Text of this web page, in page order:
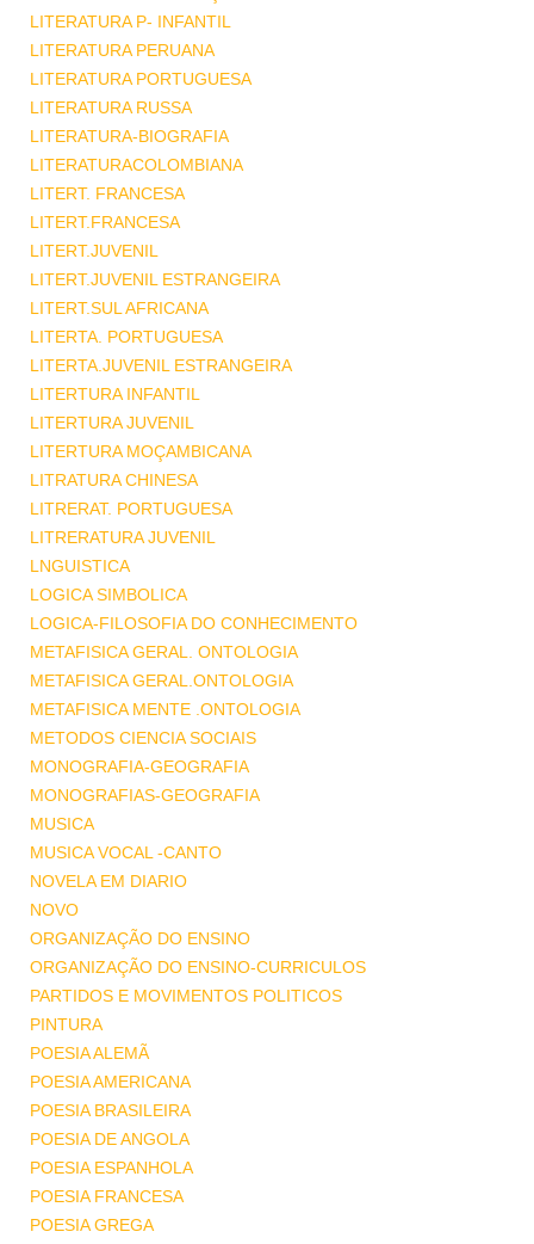
LITERATURA P- INFANTIL
LITERATURA PERUANA
LITERATURA PORTUGUESA
LITERATURA RUSSA
LITERATURA-BIOGRAFIA
LITERATURACOLOMBIANA
LITERT. FRANCESA
LITERT.FRANCESA
LITERT.JUVENIL
LITERT.JUVENIL ESTRANGEIRA
LITERT.SUL AFRICANA
LITERTA. PORTUGUESA
LITERTA.JUVENIL ESTRANGEIRA
LITERTURA INFANTIL
LITERTURA JUVENIL
LITERTURA MOÇAMBICANA
LITRATURA CHINESA
LITRERAT. PORTUGUESA
LITRERATURA JUVENIL
LNGUISTICA
LOGICA SIMBOLICA
LOGICA-FILOSOFIA DO CONHECIMENTO
METAFISICA GERAL. ONTOLOGIA
METAFISICA GERAL.ONTOLOGIA
METAFISICA MENTE .ONTOLOGIA
METODOS CIENCIA SOCIAIS
MONOGRAFIA-GEOGRAFIA
MONOGRAFIAS-GEOGRAFIA
MUSICA
MUSICA VOCAL -CANTO
NOVELA EM DIARIO
NOVO
ORGANIZAÇÃO DO ENSINO
ORGANIZAÇÃO DO ENSINO-CURRICULOS
PARTIDOS E MOVIMENTOS POLITICOS
PINTURA
POESIA ALEMÃ
POESIA AMERICANA
POESIA BRASILEIRA
POESIA DE ANGOLA
POESIA ESPANHOLA
POESIA FRANCESA
POESIA GREGA